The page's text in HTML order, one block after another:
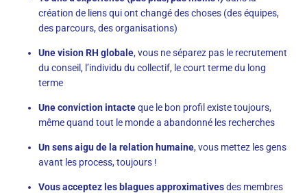
création de liens qui ont changé des choses (des équipes,
des parcours, des organisations)
Une vision RH globale, vous ne séparez pas le recrutement
du conseil, l’individu du collectif, le court terme du long
terme
Une conviction intacteque le bon profil existe toujours,
même quand tout le monde a abandonné les recherches
Un sens aigu de la relation humaine, vous mettez les gens
avant les process, toujours !
Vous acceptez les blagues approximativesdes membres